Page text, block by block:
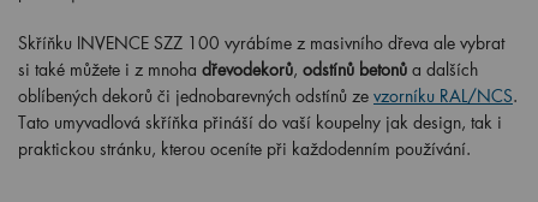
Skříňku INVENCE SZZ 100 vyrábíme z masivního dřeva ale vybrat
si také můžete i z mnoha dřevodekorů, odstínů betonů a dalších
oblíbených dekorů či jednobarevných odstínů ze vzorníku RAL/NCS.
Tato umyvadlová skříňka přináší do vaší koupelny jak design, tak i
praktickou stránku, kterou oceníte při každodenním používání.